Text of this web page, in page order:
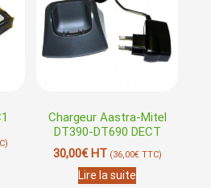
Chargeur Aastra-Mitel
DT390-DT690 DECT
30,00€HT (36,00€TTC)
Lire la suite